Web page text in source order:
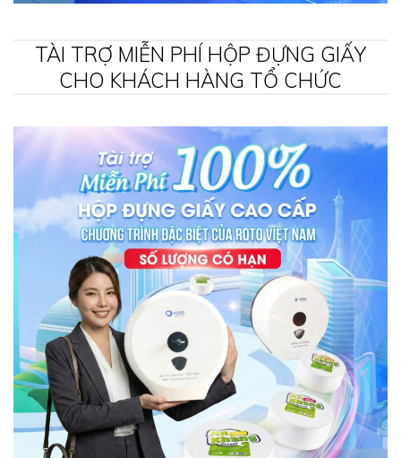
TÀI TRỢ MIỄN PHÍ HỘP ĐỰNG GIẤY
CHO KHÁCH HÀNG TỔ CHỨC